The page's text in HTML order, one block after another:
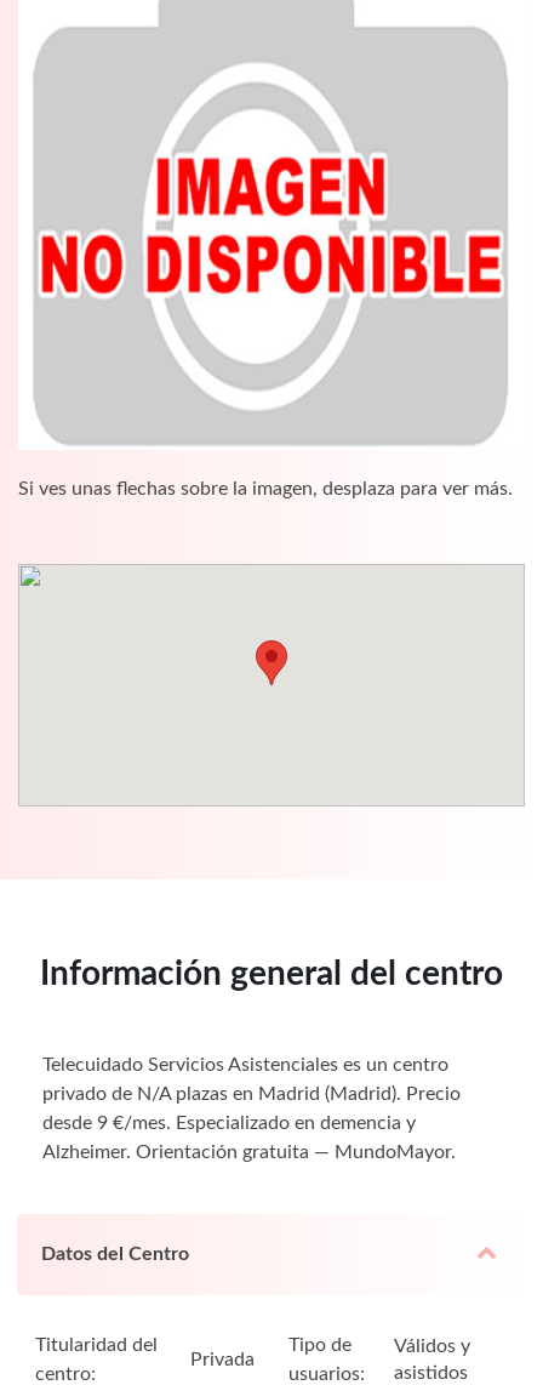
Si ves unas flechas sobre la imagen, desplaza para ver más.
Información general del centro
Telecuidado Servicios Asistenciales es un centro
privado de N/A plazas en Madrid (Madrid). Precio
desde 9 €/mes. Especializado en demencia y
Alzheimer. Orientación gratuita — MundoMayor.
Datos del Centro
Titularidad del
centro:
Privada
Tipo de
usuarios:
Válidos y
asistidos